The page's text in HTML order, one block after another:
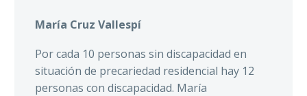
María Cruz Vallespí
Por cada 10 personas sin discapacidad en
situación de precariedad residencial hay 12
personas con discapacidad. María